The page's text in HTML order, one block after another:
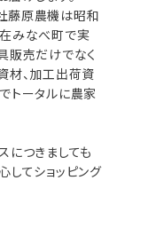
藤原農機は昭和
みなべ町で実
販売だけでなく
材、加工出荷資
トータルに農家
につきましても
してショッピング